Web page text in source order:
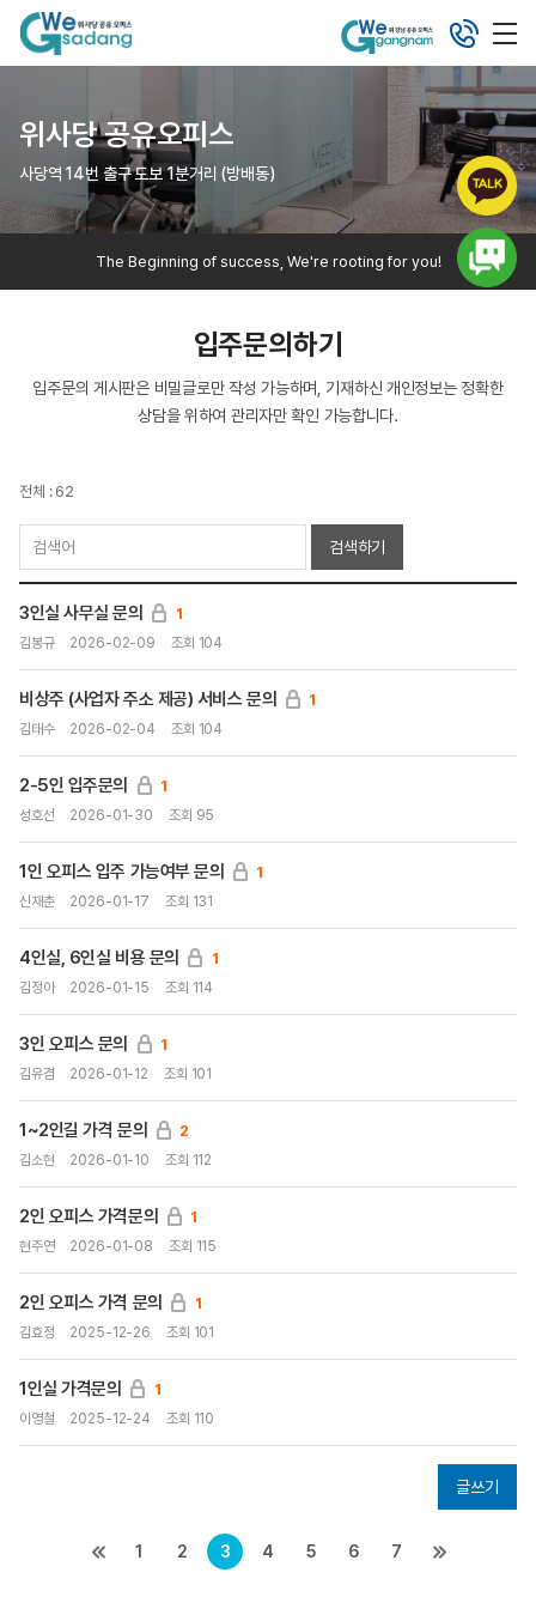
위사당 공유오피스
사당역 14번 출구 도보 1분거리 (방배동)
The Beginning of success, We're rooting for you!
입주문의하기
입주문의 게시판은 비밀글로만 작성 가능하며, 기재하신 개인정보는 정확한
상담을 위하여 관리자만 확인 가능합니다.
전체 : 62
검색하기
3인실 사무실 문의 1
김봉규 2026-02-09 조회 104
비상주 (사업자 주소 제공) 서비스 문의 1
김태수 2026-02-04 조회 104
2-5인 입주문의 1
성호선 2026-01-30 조회 95
1인 오피스 입주 가능여부 문의 1
신재춘 2026-01-17 조회 131
4인실, 6인실 비용 문의 1
김정아 2026-01-15 조회 114
3인 오피스 문의 1
김유겸 2026-01-12 조회 101
1~2인길 가격 문의 2
김소현 2026-01-10 조회 112
2인 오피스 가격문의 1
현주연 2026-01-08 조회 115
2인 오피스 가격 문의 1
김효정 2025-12-26 조회 101
1인실 가격문의 1
이영철 2025-12-24 조회 110
글쓰기
1 2 3 4 5 6 7